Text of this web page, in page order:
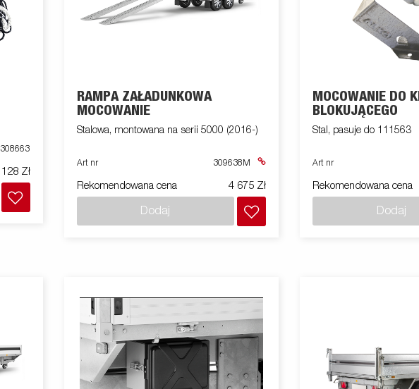
308663
128 Zł
RAMPA ZAŁADUNKOWA
MOCOWANIE
Stalowa, montowana na serii 5000 (2016-)
Art nr 309638M
Rekomendowana cena 4 675 Zł
Dodaj
MOCOWANIE DO
BLOKUJĄCEGO
Stal, pasuje do 111563
Art nr
Rekomendowana cena
Dodaj